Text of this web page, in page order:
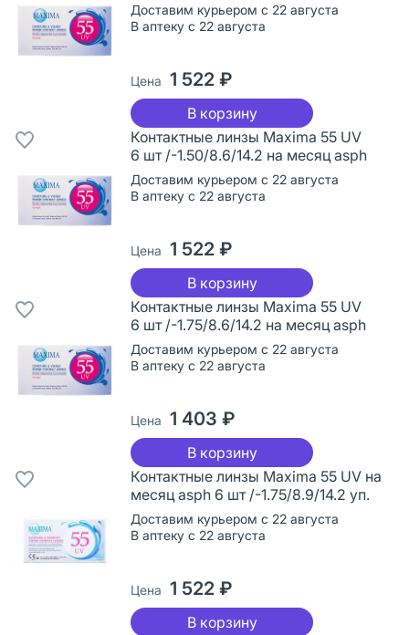
Доставим курьером с 22 августа
В аптеку с 22 августа
Цена 1 522 ₽
В корзину
Контактные линзы Maxima 55 UV
6 шт /-1.50/8.6/14.2 на месяц asph
Доставим курьером с 22 августа
В аптеку с 22 августа
Цена 1 522 ₽
В корзину
Контактные линзы Maxima 55 UV
6 шт /-1.75/8.6/14.2 на месяц asph
Доставим курьером с 22 августа
В аптеку с 22 августа
Цена 1 403 ₽
В корзину
Контактные линзы Maxima 55 UV на
месяц asph 6 шт /-1.75/8.9/14.2 уп.
Доставим курьером с 22 августа
В аптеку с 22 августа
Цена 1 522 ₽
В корзину